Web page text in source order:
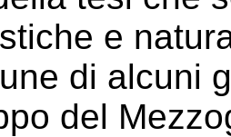
e
di alcuni
del